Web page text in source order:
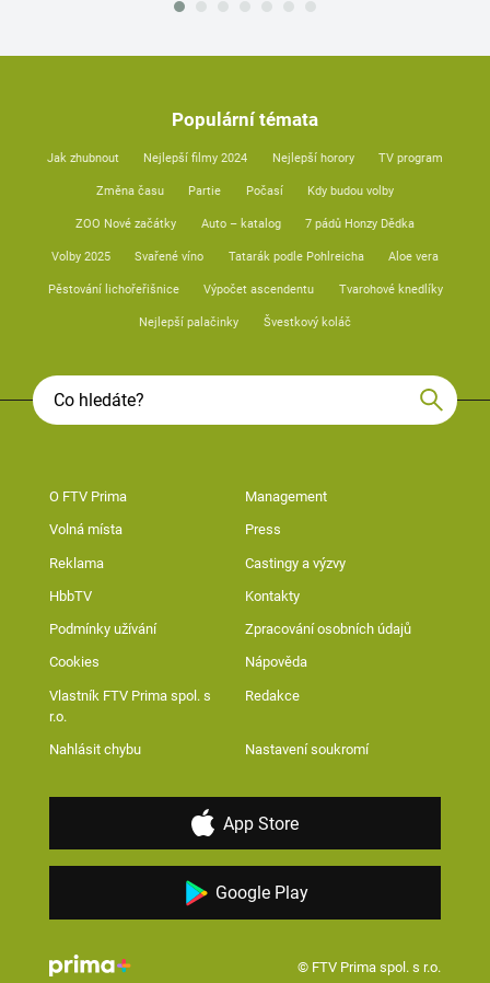
Populární témata
Jak zhubnout Nejlepší filmy 2024 Nejlepší horory TV program
Změna času Partie Počasí Kdy budou volby
ZOO Nové začátky Auto – katalog 7 pádů Honzy Dědka
Volby 2025 Svařené víno Tatarák podle Pohlreicha Aloe vera
Pěstování lichořeřišnice Výpočet ascendentu Tvarohové knedlíky
Nejlepší palačinky Švestkový koláč
O FTV Prima Management
Volná místa Press
Reklama Castingy a výzvy
HbbTV Kontakty
Podmínky užívání Zpracování osobních údajů
Cookies Nápověda
Vlastník FTV Prima spol. s
r.o.
Redakce
Nahlásit chybu Nastavení soukromí
App Store
Google Play
© FTV Prima spol. s r.o.